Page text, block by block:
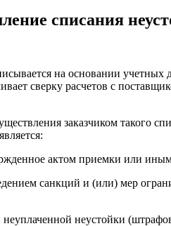
списания
на основании
сверку расчетов с
заказчиком такого
актом приемки или
санкций и (или) мер
неустойки